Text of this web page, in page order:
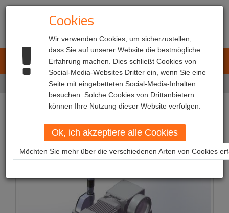
L.E.T. Automotive
Produkte Kalibriergeräte
Kalibriergeräte
Cookies
Wir verwenden Cookies, um sicherzustellen,
dass Sie auf unserer Website die bestmögliche
Erfahrung machen. Dies schließt Cookies von
Social-Media-Websites Dritter ein, wenn Sie eine
Seite mit eingebetteten Social-Media-Inhalten
besuchen. Solche Cookies von Drittanbietern
können Ihre Nutzung dieser Website verfolgen.
Ok, ich akzeptiere alle Cookies
Möchten Sie mehr über die verschiedenen Arten von Cookies